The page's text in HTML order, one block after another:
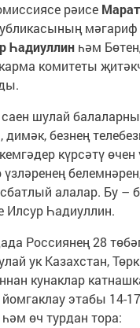
рәисе
Һадиуллин һәм
комитеты
саен шулай
безнең
күрсәтү өчен
үзләренең
алалар. Бу –
Илсур Һадиуллин.
Россиянең 28
ук Казахстан,
кунаклар
этабы 14-
өч турдан тора: